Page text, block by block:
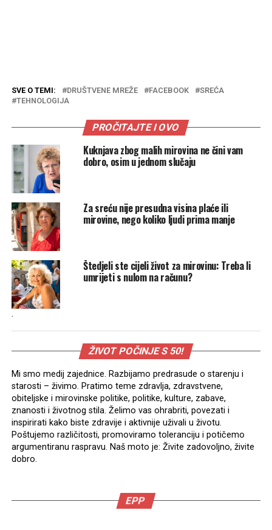
SVE O TEMI: DRUŠTVENE MREŽE FACEBOOK
SREĆA
TEHNOLOGIJA
PROČITAJTE I OVO
Kuknjava zbog malih mirovina ne čini vam
dobro, osim u jednom slučaju
Za sreću nije presudna visina plaće ili
mirovine, nego koliko ljudi prima manje
Štedjeli ste cijeli život za mirovinu: Treba li
umrijeti s nulom na računu?
.
ŽIVOT POČINJE S 50!
Mi smo medij zajednice. Razbijamo predrasude o starenju i
starosti – živimo. Pratimo teme zdravlja, zdravstvene,
obiteljske i mirovinske politike, politike, kulture, zabave,
znanosti i životnog stila. Želimo vas ohrabriti, povezati i
inspirirati kako biste zdravije i aktivnije uživali u životu.
Poštujemo različitosti, promoviramo toleranciju i potičemo
argumentiranu raspravu. Naš moto je: Živite zadovoljno, živite
dobro.
EPP